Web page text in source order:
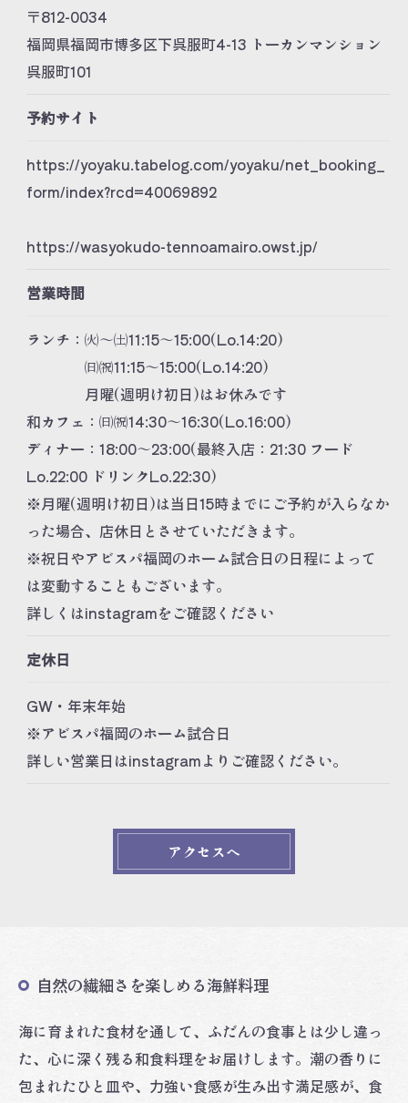
〒812-0034
福岡県福岡市博多区下呉服町4-13 トーカンマンション
呉服町101
予約サイト
https://yoyaku.tabelog.com/yoyaku/net_booking_
form/index?rcd=40069892
https://wasyokudo-tennoamairo.owst.jp/
営業時間
ランチ：㈫～㈯11:15～15:00(Lo.14:20)
㈰㈷11:15～15:00(Lo.14:20)
月曜(週明け初日)はお休みです
和カフェ：㈰㈷14:30～16:30(Lo.16:00)
ディナー：18:00～23:00(最終入店：21:30 フード
Lo.22:00 ドリンクLo.22:30)
※月曜(週明け初日)は当日15時までにご予約が入らなか
った場合、店休日とさせていただきます。
※祝日やアビスパ福岡のホーム試合日の日程によって
は変動することもございます。
詳しくはinstagramをご確認ください
定休日
GW・年末年始
※アビスパ福岡のホーム試合日
詳しい営業日はinstagramよりご確認ください。
アクセスへ
自然の繊細さを楽しめる海鮮料理
海に育まれた食材を通して、ふだんの食事とは少し違っ
た、心に深く残る和食料理をお届けします。潮の香りに
包まれたひと皿や、力強い食感が生み出す満足感が、食